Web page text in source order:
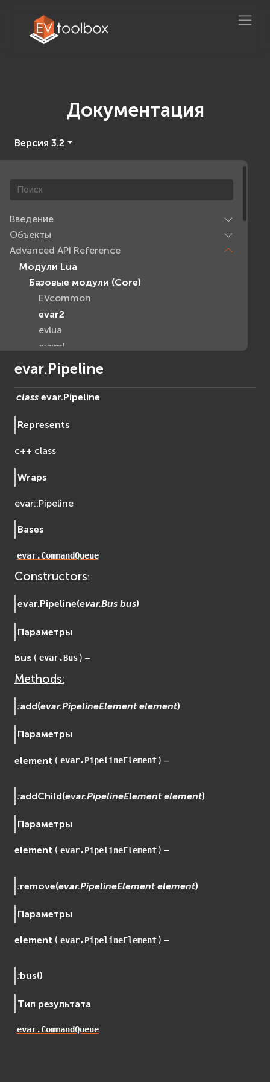
Документация
Версия 3.2
Введение
Объекты
Advanced API Reference
Модули Lua
Базовые модули (Core)
EVcommon
evar2
evlua
evxml
Граф Сцены (Scene Graph)
EVosg
EVosgAV
EVosgGA
EVosgText
EVosgViewer
osgDB
osgGA
osgShadow
osgUtil
fs
EVremoted
evar.Pipeline
class evar.Pipeline
Represents
c++ class
Wraps
evar::Pipeline
Bases
evar.CommandQueue
Constructors:
evar.Pipeline(evar.Bus bus)
Параметры
bus ( evar.Bus ) –
Methods:
:add(evar.PipelineElement element)
Параметры
element ( evar.PipelineElement ) –
:addChild(evar.PipelineElement element)
Параметры
element ( evar.PipelineElement ) –
:remove(evar.PipelineElement element)
Параметры
element ( evar.PipelineElement ) –
:bus()
Тип результата
evar.CommandQueue